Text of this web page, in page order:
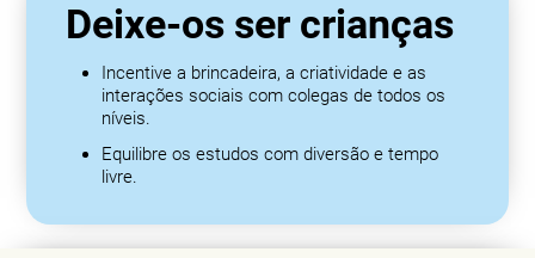
Deixe-os ser crianças
Incentive a brincadeira, a criatividade e as
interações sociais com colegas de todos os
níveis.
Equilibre os estudos com diversão e tempo
livre.